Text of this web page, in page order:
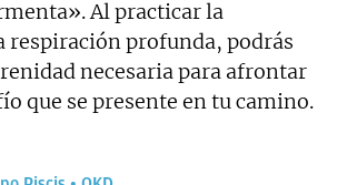
Al practicar la
respiración profunda, podrás
necesaria para afrontar
que se presente en tu camino.